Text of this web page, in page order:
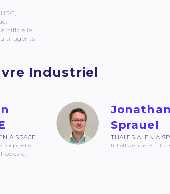
agents
Industriel
SPACE
logicielle,
et
Jonathan
Sprauel
THALES ALENIA
Intelligence